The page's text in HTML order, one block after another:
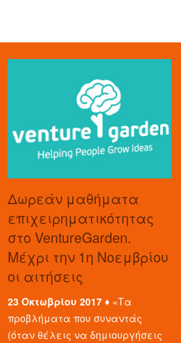
Δωρεάν μαθήματα
επιχειρηματικότητας
στο VentureGarden.
Μέχρι την 1η Νοεμβρίου
οι αιτήσεις
23 Οκτωβρίου 2017 ♦ «Τα
προβλήματα που συναντάς
(όταν θέλεις να δημιουργήσεις